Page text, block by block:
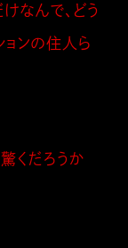
なんで、どう
ョンの住人ら
くだろうか